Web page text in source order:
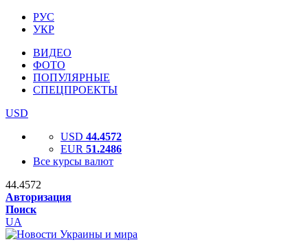
РУС
УКР
ВИДЕО
ФОТО
ПОПУЛЯРНЫЕ
СПЕЦПРОЕКТЫ
USD
USD 44.4572
EUR 51.2486
Все курсы валют
44.4572
Авторизация
Поиск
UA